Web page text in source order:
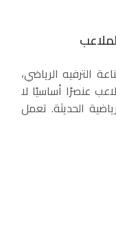
الترفيه الرياضي،
عنصرًا أساسيًا لا
الحديثة. تعمل